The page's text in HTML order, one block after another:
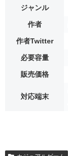
ジャンル
作者
作者Twitter
必要容量
販売価格
対応端末